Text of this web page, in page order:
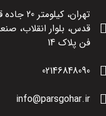
تهران،
قدس، بلوار انقلاب،
فن پلاک 14
02146848090
info@parsgohar.ir